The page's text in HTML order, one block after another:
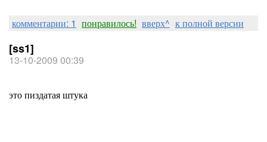
комментарии: 1 понравилось! вверх^ к полной версии
[ss1]
13-10-2009 00:39
это пиздатая штука